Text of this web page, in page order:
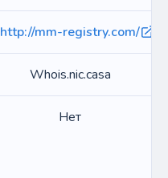
http://mm-registry.com/
Whois.nic.casa
Нет